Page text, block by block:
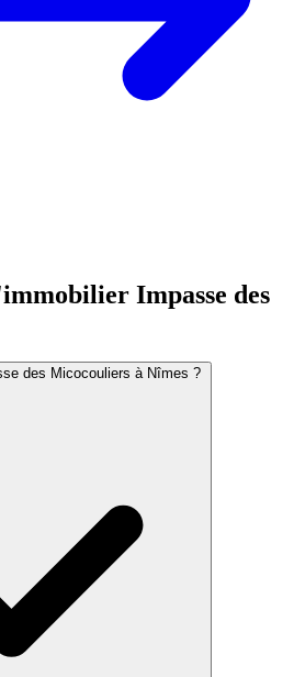
Impasse des
des Micocouliers à Nîmes ?